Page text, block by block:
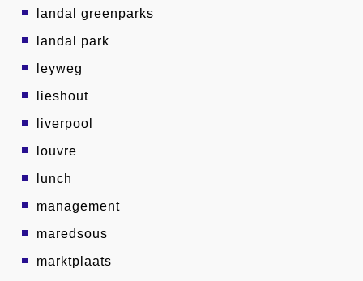
landal greenparks
landal park
leyweg
lieshout
liverpool
louvre
lunch
management
maredsous
marktplaats